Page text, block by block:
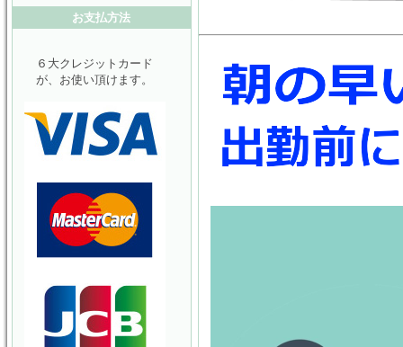
お支払方法
６大クレジットカード
が、お使い頂けます。